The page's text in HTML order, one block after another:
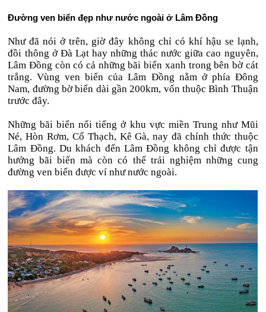
Đường ven biển đẹp như nước ngoài ở Lâm Đồng
Như đã nói ở trên, giờ đây không chỉ có khí hậu se lạnh,
đồi thông ở Đà Lạt hay những thác nước giữa cao nguyên,
Lâm Đồng còn có cả những bãi biển xanh trong bên bờ cát
trắng. Vùng ven biển của Lâm Đồng nằm ở phía Đông
Nam, đường bờ biển dài gần 200km, vốn thuộc Bình Thuận
trước đây.
Những bãi biển nổi tiếng ở khu vực miền Trung như Mũi
Né, Hòn Rơm, Cổ Thạch, Kê Gà, nay đã chính thức thuộc
Lâm Đồng. Du khách đến Lâm Đồng không chỉ được tận
hưởng bãi biển mà còn có thể trải nghiệm những cung
đường ven biển được ví như nước ngoài.